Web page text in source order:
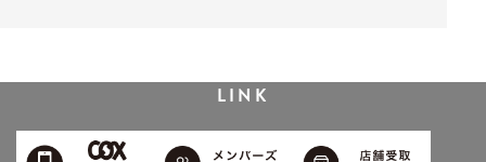
LINK